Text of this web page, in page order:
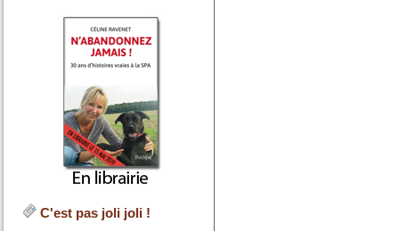
C'est pas joli joli !